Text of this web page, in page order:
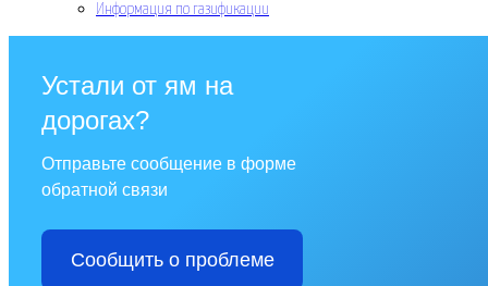
Информация по газификации
Устали от ям на
дорогах?
Отправьте сообщение в форме
обратной связи
Сообщить о проблеме